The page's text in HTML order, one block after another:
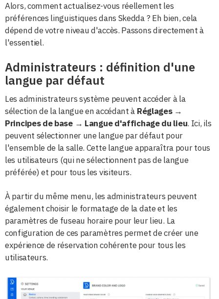
Alors, comment actualisez-vous réellement les
préférences linguistiques dans Skedda ? Eh bien, cela
dépend de votre niveau d'accès. Passons directement à
l'essentiel.
Administrateurs : définition d'une
langue par défaut
Les administrateurs système peuvent accéder à la
sélection de la langue en accédant à Réglages→
Principes de base→ Langue d'affichage du lieu. Ici, ils
peuvent sélectionner une langue par défaut pour
l'ensemble de la salle. Cette langue apparaîtra pour tous
les utilisateurs (qui ne sélectionnent pas de langue
préférée) et pour tous les visiteurs.
À partir du même menu, les administrateurs peuvent
également choisir le formatage de la date et les
paramètres de fuseau horaire pour leur lieu. La
configuration de ces paramètres permet de créer une
expérience de réservation cohérente pour tous les
utilisateurs.